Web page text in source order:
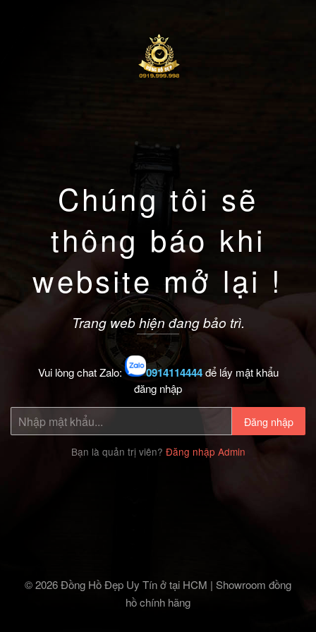
Chúng tôi sẽ
thông báo khi
website mở lại !
Trang web hiện đang bảo trì.
Vui lòng chat Zalo: 0914114444để lấy mật khẩu
đăng nhập
Đăng nhập
Bạn là quản trị viên? Đăng nhập Admin
© 2026 Đồng Hồ Đẹp Uy Tín ở tại HCM | Showroom đồng
hồ chính hãng‎